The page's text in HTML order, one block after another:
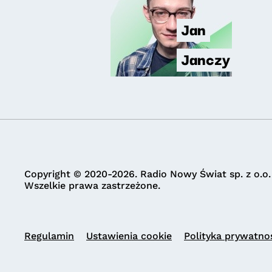
Jan
Janczy
Copyright © 2020-2026. Radio Nowy Świat sp. z o.o.
Wszelkie prawa zastrzeżone.
Regulamin Ustawienia cookie Polityka